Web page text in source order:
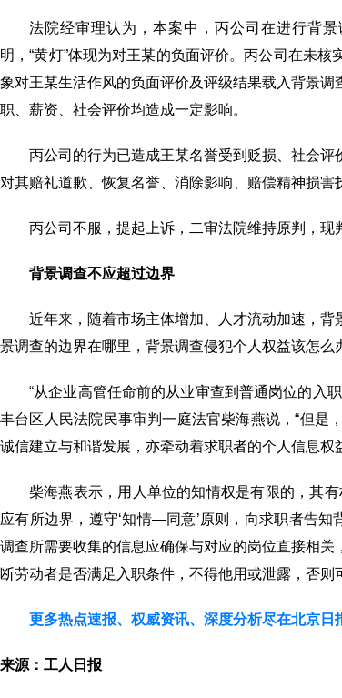
法院经审理认为，本案中，丙公司在进行背
明，“黄灯”体现为对王某的负面评价。丙公司在未
象对王某生活作风的负面评价及评级结果载入背景
职、薪资、社会评价均造成一定影响。
丙公司的行为已造成王某名誉受到贬损、社会
对其赔礼道歉、恢复名誉、消除影响、赔偿精神损害
丙公司不服，提起上诉，二审法院维持原判，现
背景调查不应超过边界
近年来，随着市场主体增加、人才流动加速，
景调查的边界在哪里，背景调查侵犯个人权益该怎么
“从企业高管任命前的从业审查到普通岗位的入
丰台区人民法院民事审判一庭法官柴海燕说，“但是
诚信建立与和谐发展，亦牵动着求职者的个人信息
柴海燕表示，用人单位的知情权是有限的，其
应有所边界，遵守‘知情—同意’原则，向求职者告
调查所需要收集的信息应确保与对应的岗位直接相
断劳动者是否满足入职条件，不得他用或泄露，否则
更多热点速报、权威资讯、深度分析尽在北京日
来源：工人日报